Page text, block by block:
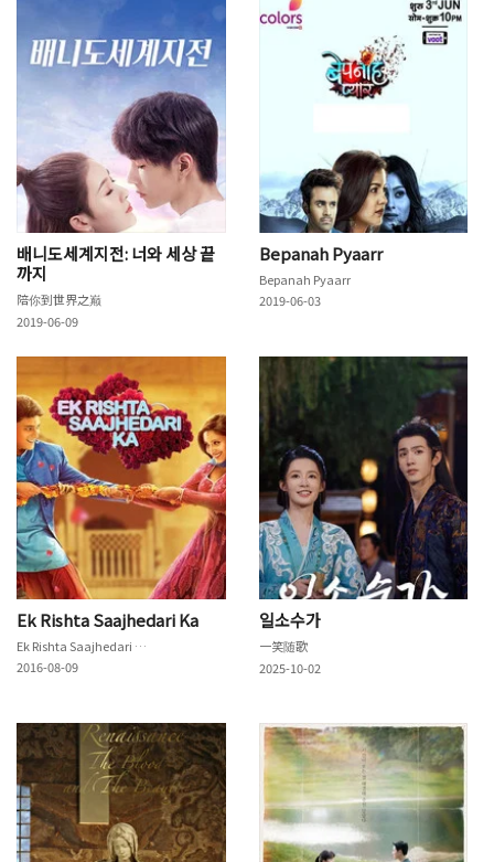
배니도세계지전: 너와 세상 끝
까지
陪你到世界之巅
2019-06-09
Bepanah Pyaarr
Bepanah Pyaarr
2019-06-03
Ek Rishta Saajhedari Ka
Ek Rishta Saajhedari Ka
2016-08-09
일소수가
一笑随歌
2025-10-02